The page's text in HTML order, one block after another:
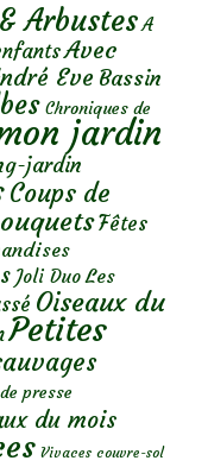
Arbustes A
Avec
Eve Bassin
Chroniques de
jardin
jardin
Coups de
Fêtes
Joli Duo Les
Oiseaux du
Petites
presse
du mois
Vivaces couvre-sol